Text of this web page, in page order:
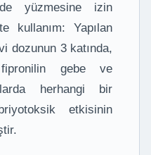
yüzmesine izin
kullanım: Yapılan
dozunun 3 katında,
gebe ve
herhangi bir
etkisinin